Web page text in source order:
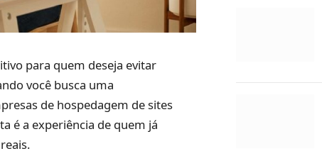
para quem deseja evitar
você busca uma
de hospedagem de sites
é a experiência de quem já